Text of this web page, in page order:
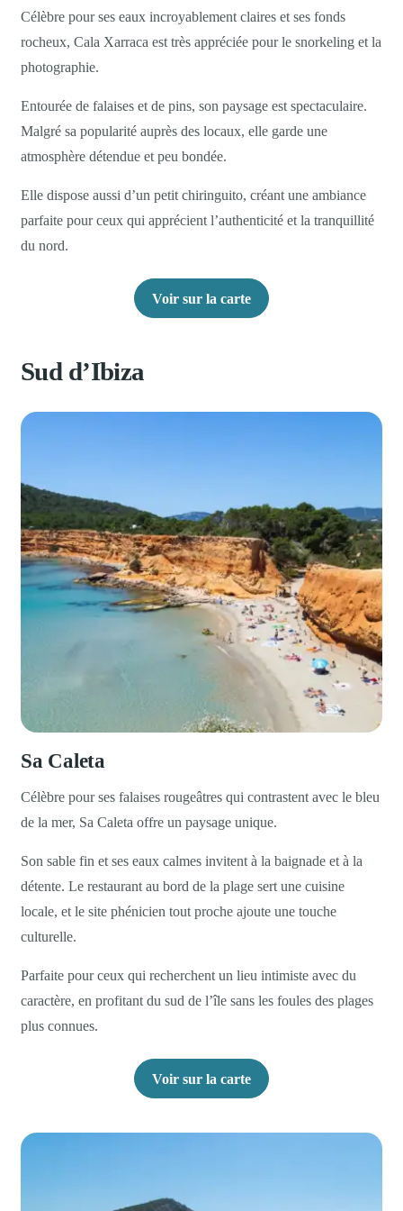
Célèbre pour ses eaux incroyablement claires et ses fonds
rocheux, Cala Xarraca est très appréciée pour le snorkeling et la
photographie.
Entourée de falaises et de pins, son paysage est spectaculaire.
Malgré sa popularité auprès des locaux, elle garde une
atmosphère détendue et peu bondée.
Elle dispose aussi d’un petit chiringuito, créant une ambiance
parfaite pour ceux qui apprécient l’authenticité et la tranquillité
du nord.
Voir sur la carte
Sud d’Ibiza
Sa Caleta
Célèbre pour ses falaises rougeâtres qui contrastent avec le bleu
de la mer, Sa Caleta offre un paysage unique.
Son sable fin et ses eaux calmes invitent à la baignade et à la
détente. Le restaurant au bord de la plage sert une cuisine
locale, et le site phénicien tout proche ajoute une touche
culturelle.
Parfaite pour ceux qui recherchent un lieu intimiste avec du
caractère, en profitant du sud de l’île sans les foules des plages
plus connues.
Voir sur la carte